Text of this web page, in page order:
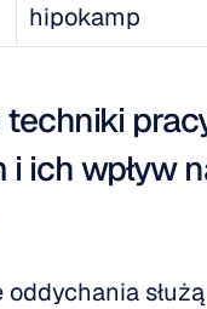
hipokamp
ich wpływ
oddychania